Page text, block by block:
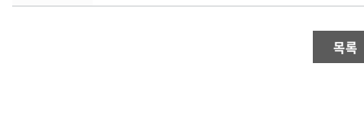
목록